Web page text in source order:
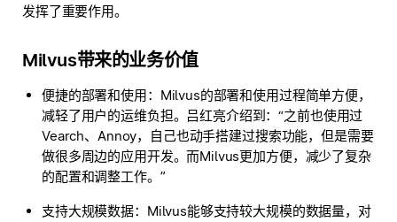
发挥了重要作用。
Milvus带来的业务价值
便捷的部署和使用：Milvus的部署和使用过程简单方便，
减轻了用户的运维负担。吕红亮介绍到：“之前也使用过
Vearch、Annoy，自己也动手搭建过搜索功能，但是需要
做很多周边的应用开发。而Milvus更加方便，减少了复杂
的配置和调整工作。”
支持大规模数据：Milvus能够支持较大规模的数据量，对